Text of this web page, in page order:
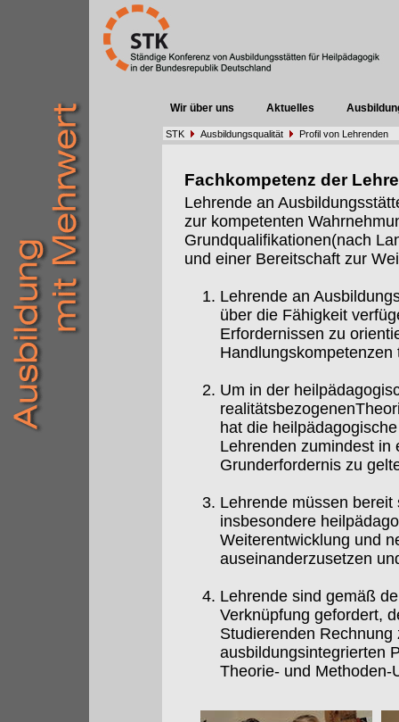
Wir über uns Aktuelles
STK Ausbildungsqualität Profil von Lehrenden
Fachkompetenz der
Lehrende an
zur kompetenten
Grundqualifikationen(nach
und einer Bereitschaft zur
Lehrende an
über die Fähigkeit
Erfordernissen zu
Um in der
hat die
Lehrenden zumindest in
Grunderfordernis zu
Lehrende müssen
insbesondere
Weiterentwicklung und
auseinanderzusetzen
Lehrende sind gemäß
Verknüpfung gefordert,
Studierenden
ausbildungsintegrierten
Theorie- und Methoden-